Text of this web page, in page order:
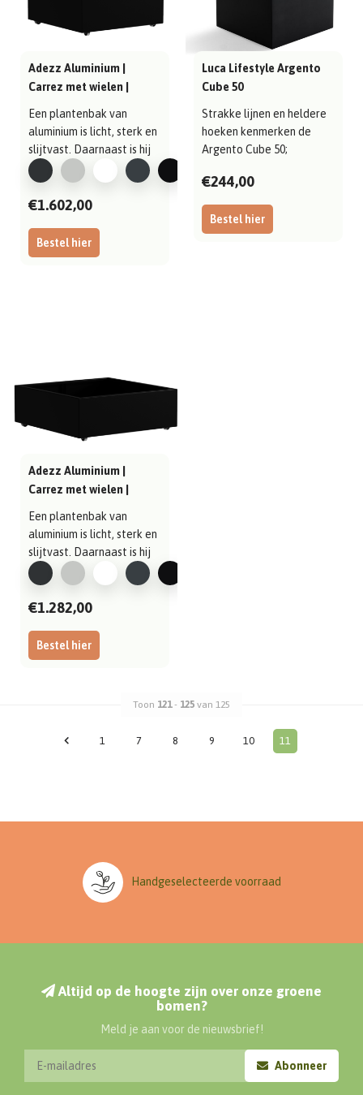
Adezz Aluminium |
Carrez met wielen |
Een plantenbak van
aluminium is licht, sterk en
slijtvast. Daarnaast is hij
gema..
Bestel hier
€1.602,00
Luca Lifestyle Argento
Cube 50
Strakke lijnen en heldere
hoeken kenmerken de
Argento Cube 50;
Bestel hier
€244,00
Adezz Aluminium |
Carrez met wielen |
Een plantenbak van
aluminium is licht, sterk en
slijtvast. Daarnaast is hij
gema..
Bestel hier
€1.282,00
Toon 121- 125 van 125
1 7 8 9 10 11
Handgeselecteerde voorraad
Altijd op de hoogte zijn over onze groene
bomen?
Meld je aan voor de nieuwsbrief!
Abonneer